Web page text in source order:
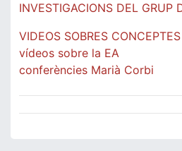
INVESTIGACIONS DEL GRUP
VIDEOS SOBRES
vídeos sobre la EA
conferències Marià Corbi